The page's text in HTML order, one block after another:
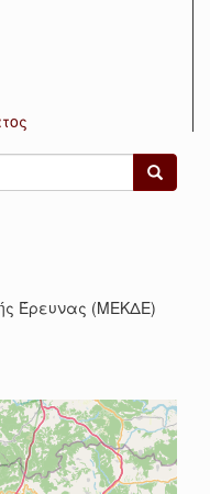
Έρευνας (ΜΕΚΔΕ)